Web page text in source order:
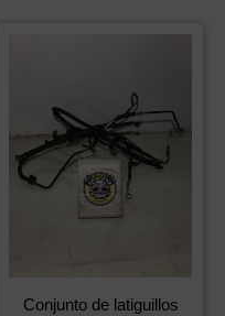
Conjunto de latiguillos